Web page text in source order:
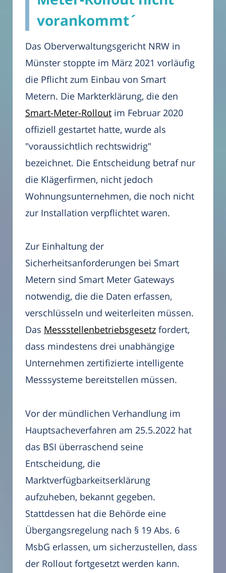
vorankommt´
Das Oberverwaltungsgericht NRW in
Münster stoppte im März 2021 vorläufig
die Pflicht zum Einbau von Smart
Metern. Die Markterklärung, die den
Smart-Meter-Rollout im Februar 2020
offiziell gestartet hatte, wurde als
"voraussichtlich rechtswidrig"
bezeichnet. Die Entscheidung betraf nur
die Klägerfirmen, nicht jedoch
Wohnungsunternehmen, die noch nicht
zur Installation verpflichtet waren.
Zur Einhaltung der
Sicherheitsanforderungen bei Smart
Metern sind Smart Meter Gateways
notwendig, die die Daten erfassen,
verschlüsseln und weiterleiten müssen.
Das Messstellenbetriebsgesetz fordert,
dass mindestens drei unabhängige
Unternehmen zertifizierte intelligente
Messsysteme bereitstellen müssen.
Vor der mündlichen Verhandlung im
Hauptsacheverfahren am 25.5.2022 hat
das BSI überraschend seine
Entscheidung, die
Marktverfügbarkeitserklärung
aufzuheben, bekannt gegeben.
Stattdessen hat die Behörde eine
Übergangsregelung nach § 19 Abs. 6
MsbG erlassen, um sicherzustellen, dass
der Rollout fortgesetzt werden kann.